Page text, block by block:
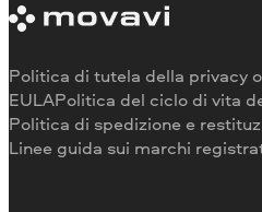
Limitazioni della
Rimborso
Testimonianze
Perché scegliere noi
Per il lavoro
Politica di tutela della privacy
EULAPolitica del ciclo di vita
Politica di spedizione e
Linee guida sui marchi